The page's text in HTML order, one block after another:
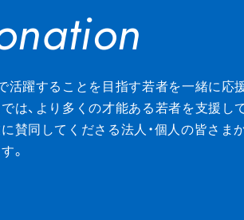
活躍することを目指す若者を一緒に応
は、より多くの才能ある若者を支援し
賛同してくださる法人・個人の皆さま
。